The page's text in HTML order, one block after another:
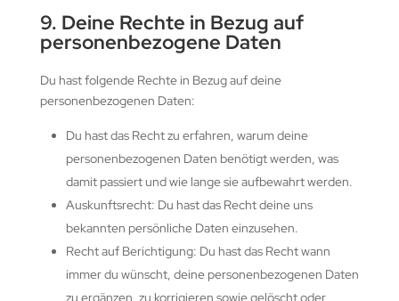
9. Deine Rechte in Bezug auf
personenbezogene Daten
Du hast folgende Rechte in Bezug auf deine
personenbezogenen Daten:
Du hast das Recht zu erfahren, warum deine
personenbezogenen Daten benötigt werden, was
damit passiert und wie lange sie aufbewahrt werden.
Auskunftsrecht: Du hast das Recht deine uns
bekannten persönliche Daten einzusehen.
Recht auf Berichtigung: Du hast das Recht wann
immer du wünscht, deine personenbezogenen Daten
zu ergänzen, zu korrigieren sowie gelöscht oder